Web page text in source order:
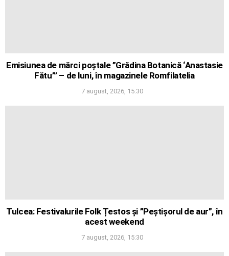
Emisiunea de mărci poștale ”Grădina Botanică ‘Anastasie
Fătu”’ – de luni, în magazinele Romfilatelia
7 august, 2026, 15:30
Tulcea: Festivalurile Folk Țestos și ”Peștișorul de aur”, în
acest weekend
7 august, 2026, 15:30